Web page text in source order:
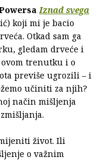
Iznad svega
koji mi je bacio
Otkad sam ga
gledam drveće i
trenutku i o
previše ugrozili – i
učiniti za njih?
način mišljenja
život. Ili
o važnim